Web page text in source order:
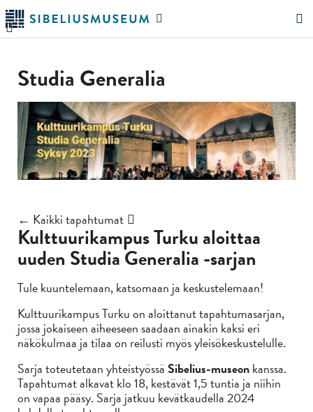
Siirry
pääsisältöön
Hae
Studia Generalia
← Kaikki tapahtumat
Kulttuurikampus Turku aloittaa
uuden Studia Generalia -sarjan
Tule kuuntelemaan, katsomaan ja keskustelemaan!
Kulttuurikampus Turku on aloittanut tapahtumasarjan,
jossa jokaiseen aiheeseen saadaan ainakin kaksi eri
näkökulmaa ja tilaa on reilusti myös yleisökeskustelulle.
Sarja toteutetaan yhteistyössäSibelius-museonkanssa.
Tapahtumat alkavat klo 18, kestävät 1,5 tuntia ja niihin
on vapaa pääsy. Sarja jatkuu kevätkaudella 2024